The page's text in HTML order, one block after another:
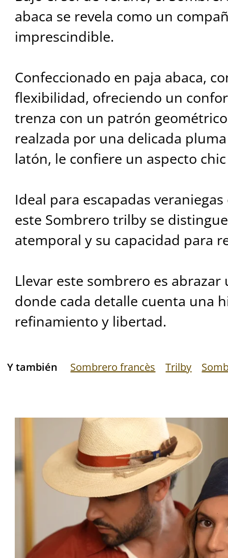
abaca se revela como un
imprescindible.
Confeccionado en paja abaca,
flexibilidad, ofreciendo un
trenza con un patrón
realzada por una delicada
latón, le confiere un aspecto
Ideal para escapadas
este Sombrero trilby se
atemporal y su capacidad para
Llevar este sombrero es
donde cada detalle cuenta una
refinamiento y libertad.
Y también Sombrero francès Trilby